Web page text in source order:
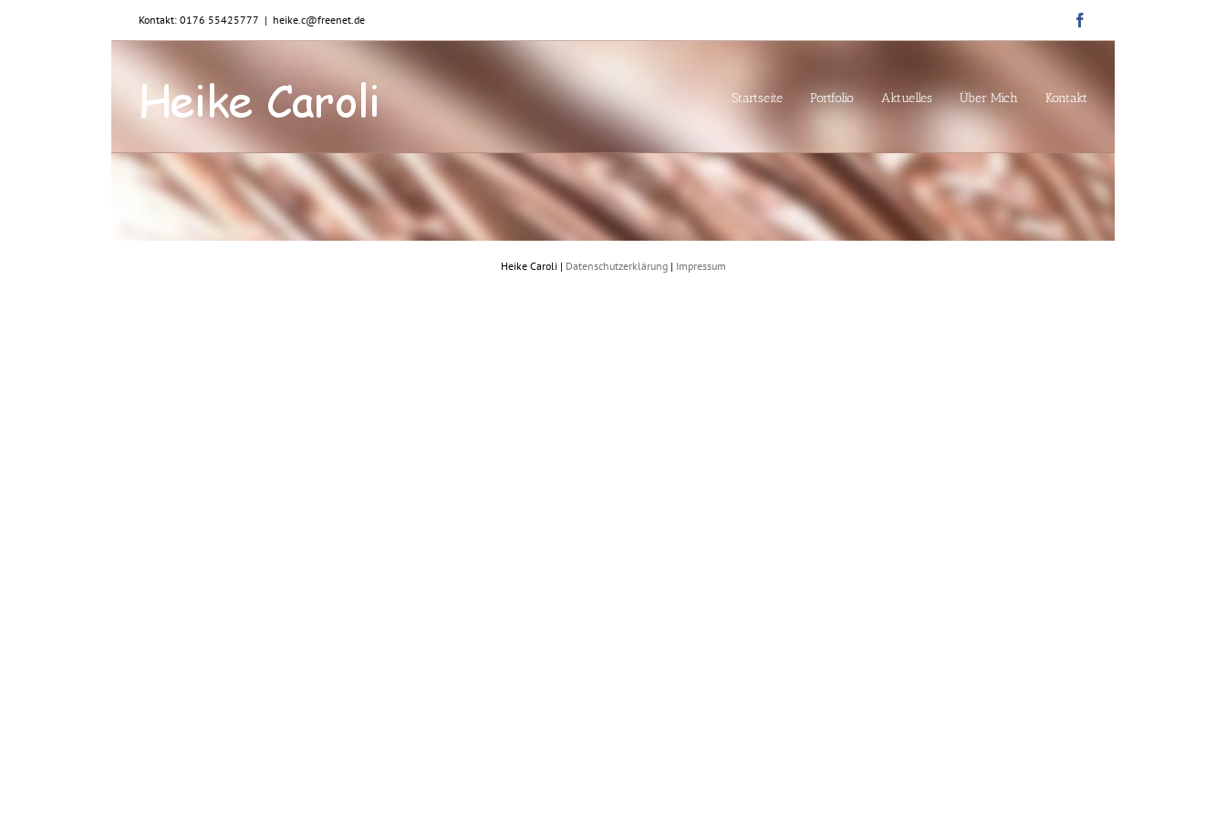
Kontakt: 0176 55425777 | heike.c@freenet.de
Startseite Portfolio Aktuelles Über Mich Kontakt
Heike Caroli | Datenschutzerklärung| Impressum